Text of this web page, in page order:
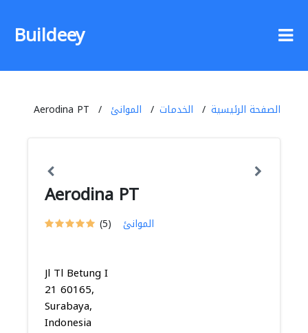
Buildeey
الصفحة الرئيسية الخدمات الموانئ Aerodina PT
Aerodina PT
(5) الموانئ
Jl Tl Betung I
21 60165,
Surabaya,
Indonesia